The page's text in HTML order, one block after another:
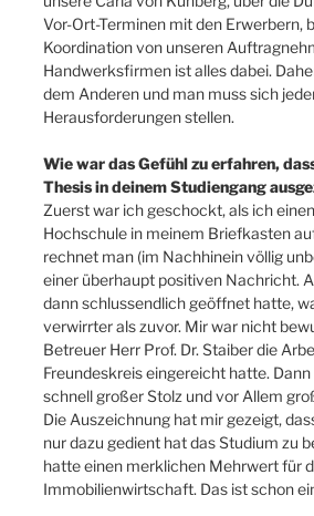
Vor-Ort-Terminen mit den Erwerbern,
Koordination von unseren
Handwerksfirmen ist alles dabei.
dem Anderen und man muss sich
Herausforderungen stellen.
Wie war das Gefühl zu erfahren,
Thesis in deinem Studiengang
Zuerst war ich geschockt, als ich
Hochschule in meinem Briefkasten
rechnet man (im Nachhinein völlig
einer überhaupt positiven Nachricht.
dann schlussendlich geöffnet hatte,
verwirrter als zuvor. Mir war nicht
Betreuer Herr Prof. Dr. Staiber die
Freundeskreis eingereicht hatte.
schnell großer Stolz und vor Allem
Die Auszeichnung hat mir gezeigt,
nur dazu gedient hat das Studium zu
hatte einen merklichen Mehrwert für
Immobilienwirtschaft. Das ist schon